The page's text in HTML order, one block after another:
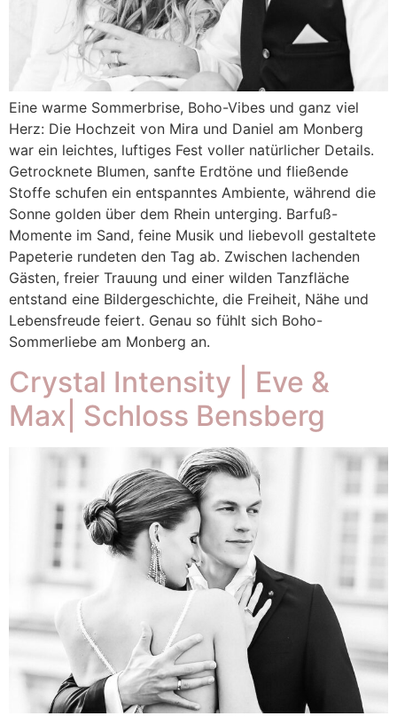
Eine warme Sommerbrise, Boho-Vibes und ganz viel
Herz: Die Hochzeit von Mira und Daniel am Monberg
war ein leichtes, luftiges Fest voller natürlicher Details.
Getrocknete Blumen, sanfte Erdtöne und fließende
Stoffe schufen ein entspanntes Ambiente, während die
Sonne golden über dem Rhein unterging. Barfuß-
Momente im Sand, feine Musik und liebevoll gestaltete
Papeterie rundeten den Tag ab. Zwischen lachenden
Gästen, freier Trauung und einer wilden Tanzfläche
entstand eine Bildergeschichte, die Freiheit, Nähe und
Lebensfreude feiert. Genau so fühlt sich Boho-
Sommerliebe am Monberg an.
Crystal Intensity | Eve &
Max| Schloss Bensberg